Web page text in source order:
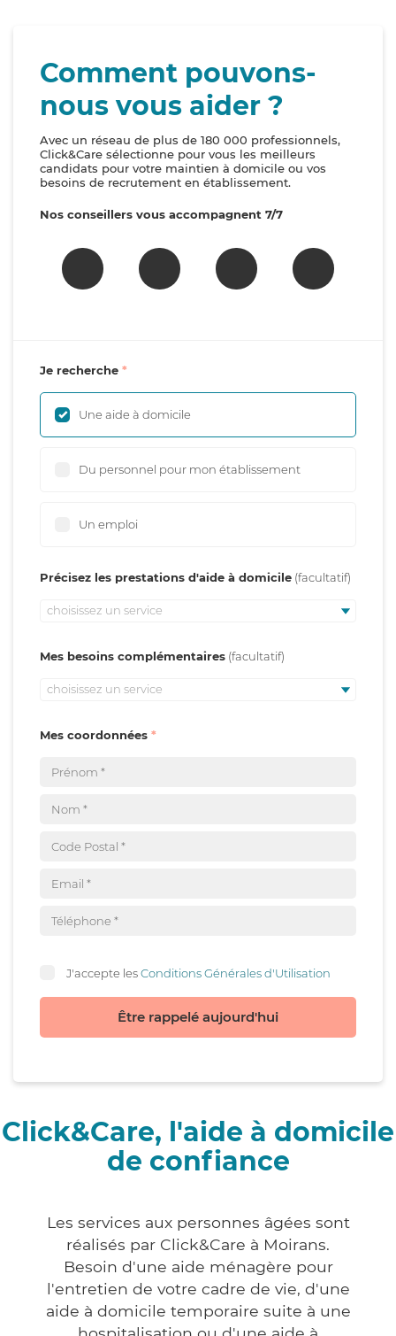
Comment pouvons-
nous vous aider ?
Avec un réseau de plus de 180 000 professionnels,
Click&Care sélectionne pour vous les meilleurs
candidats pour votre maintien à domicile ou vos
besoins de recrutement en établissement.
Nos conseillers vous accompagnent 7/7
Je recherche
Une aide à domicile
Du personnel pour mon établissement
Un emploi
Précisez les prestations d'aide à domicile
choisissez un service
Mes besoins complémentaires
choisissez un service
Mes coordonnées
J'accepte lesConditions Générales d'Utilisation
Être rappelé aujourd'hui
Click&Care, l'aide à domicile
de confiance
Les services aux personnes âgées sont
réalisés par Click&Care à Moirans.
Besoin d'une aide ménagère pour
l'entretien de votre cadre de vie, d'une
aide à domicile temporaire suite à une